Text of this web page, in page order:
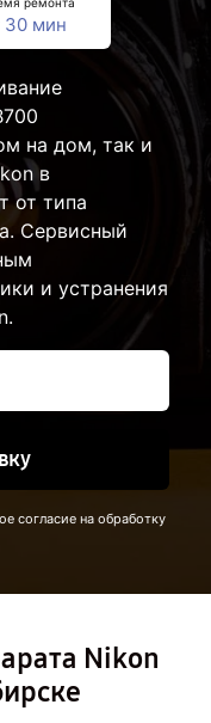
30 мин
на дом, так и
в
от типа
Сервисный
и устранения
согласие на обработку
Nikon